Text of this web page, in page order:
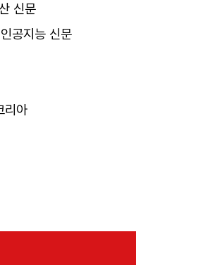
신문
공지능 신문
리아